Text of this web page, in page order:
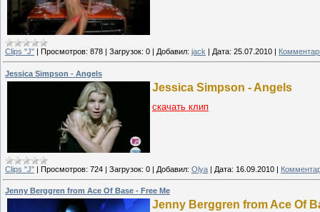
Clips "J" | Просмотров: 878 | Загрузок: 0 | Добавил: jack | Дата: 25.07.2010 |
Jessica Simpson - Angels
Jessica Simpson - Angels
скачать клип
Clips "J" | Просмотров: 724 | Загрузок: 0 | Добавил: Olya | Дата: 16.09.2010 |
Jenny Berggren from Ace Of Base - Free Me
Jenny Berggren from Ace Of